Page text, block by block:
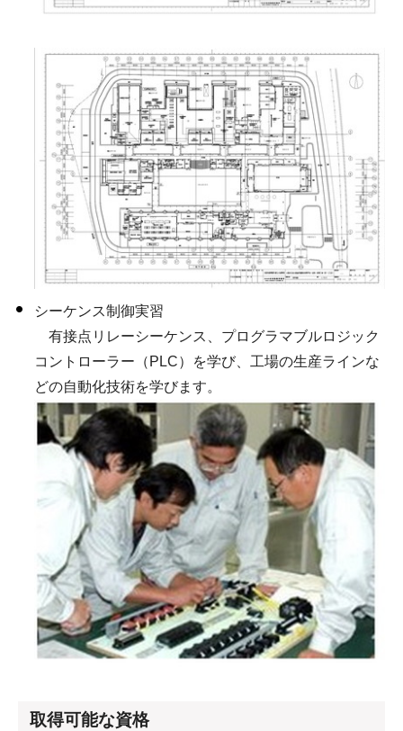
シーケンス制御実習
有接点リレーシーケンス、プログラマブルロジック
コントローラー（PLC）を学び、工場の生産ラインな
どの自動化技術を学びます。
取得可能な資格